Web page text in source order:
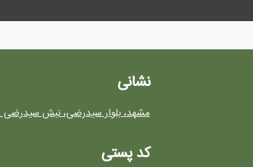
نشانی
مشهد، بلوار سیدرضی، نبش سيدرضي 19، پلاک 236-طبقه اول
کد پستی